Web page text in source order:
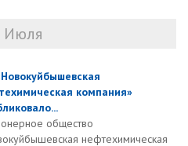
Июля
компания»
общество
нефтехимическая